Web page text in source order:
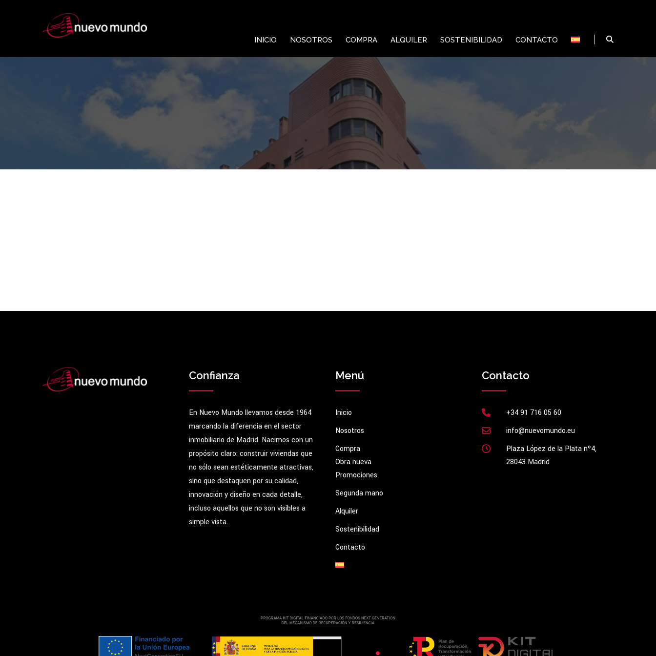
INICIO NOSOTROS COMPRA ALQUILER SOSTENIBILIDAD CONTACTO
Confianza
En Nuevo Mundo llevamos desde 1964
marcando la diferencia en el sector
inmobiliario de Madrid. Nacimos con un
propósito claro: construir viviendas que
no sólo sean estéticamente atractivas,
sino que destaquen por su calidad,
innovación y diseño en cada detalle,
incluso aquellos que no son visibles a
simple vista.
Menú
Inicio
Nosotros
Compra
Obra nueva
Promociones
Segunda mano
Alquiler
Sostenibilidad
Contacto
Contacto
+34 91 716 05 60
info@nuevomundo.eu
Plaza López de la Plata nº4,
28043 Madrid